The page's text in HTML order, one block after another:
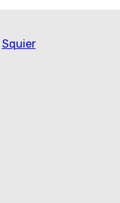
Squier